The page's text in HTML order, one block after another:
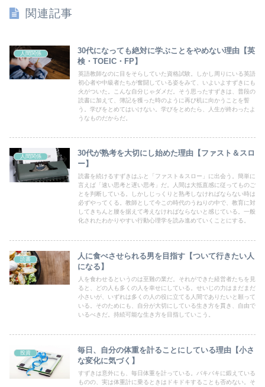
関連記事
人間関係
30代になっても絶対に学ぶことをやめない理由【英
検・TOEIC・FP】
英語教師なのに目をそらしていた資格試験。しかし周りにいる英語
初心者や中級者たちが奮闘している姿をみて、いよいよすずきにも
火がついた。こんな自分じゃダメだ。そう思ったすずきは、普段の
読書に加えて、簿記を獲った時のように再び机に向かうことを誓
う。学びをとめてはいけない。学びをとめたら、人生が終わったよ
うなものだからだ。
人間関係
30代が熟考を大切にし始めた理由【ファスト＆スロ
ー】
読書を続けるすずきはふと「ファスト＆スロー」に出会う。簡単に
言えば「速い思考と遅い思考」だ。人間は大抵直感に従ってものご
とを判断している。しかしじっくりと熟考しなければならない時は
必ずやってくる。教師として今この時代のうねりの中で、教育に対
してきちんと腰を据えて考えなければならないと感じている。一般
化されたわかりやすい行動心理学を読み進めていくことにする。
読書
人に食べさせられる男を目指す【ついて行きたい人
になる】
人を食わせるというのは至難の業だ。それができた経営者たちを見
ると、どの人も多くの人を幸せにしている。せいじの力はまだまだ
小さいが、いずれは多くの人の役に立てる人間でありたいと願って
いる。そのためにも、自分が大切にしている生き方を貫き、自由で
いるべきだ。持続可能な生き方を目指していこう。
投資
毎日、自分の体重を計ることにしている理由【小さ
な変化に気づく】
すずきは意外にも、毎日体重を計っている。バキバキに鍛えている
ものの、実は体重計に乗るときはドキドキすることも否めない。そ